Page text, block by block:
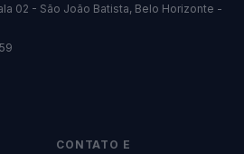
02 - São João Batista, Belo Horizonte -
CONTATO E